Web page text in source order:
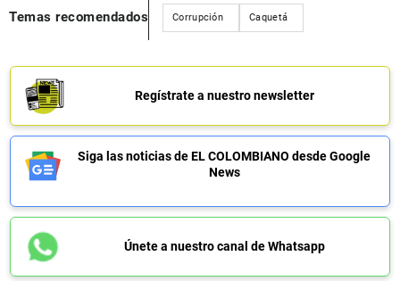
Temas recomendados Corrupción Caquetá
Regístrate a nuestro newsletter
Siga las noticias de EL COLOMBIANO desde Google
News
Únete a nuestro canal de Whatsapp